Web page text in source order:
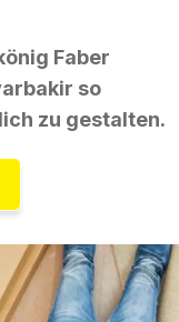
Faber
so
zu gestalten.